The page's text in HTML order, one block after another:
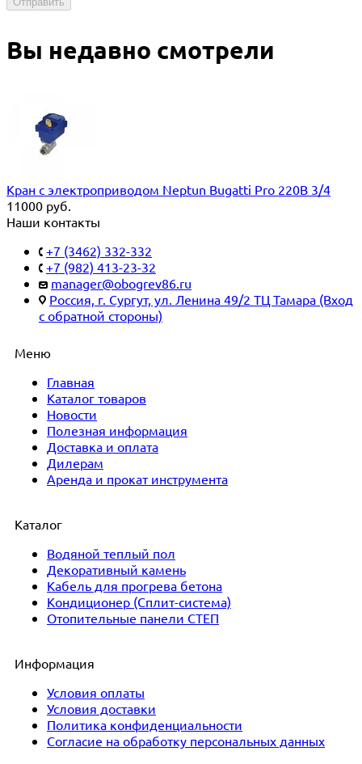
Вы недавно смотрели
Кран с электроприводом Neptun Bugatti Pro 220В 3/4
11000 руб.
Наши контакты
+7 (3462) 332-332
+7 (982) 413-23-32
manager@obogrev86.ru
Россия, г. Сургут, ул. Ленина 49/2 ТЦ Тамара (Вход
с обратной стороны)
Меню
Главная
Каталог товаров
Новости
Полезная информация
Доставка и оплата
Дилерам
Аренда и прокат инструмента
Каталог
Водяной теплый пол
Декоративный камень
Кабель для прогрева бетона
Кондиционер (Сплит-система)
Отопительные панели СТЕП
Информация
Условия оплаты
Условия доставки
Политика конфиденциальности
Согласие на обработку персональных данных